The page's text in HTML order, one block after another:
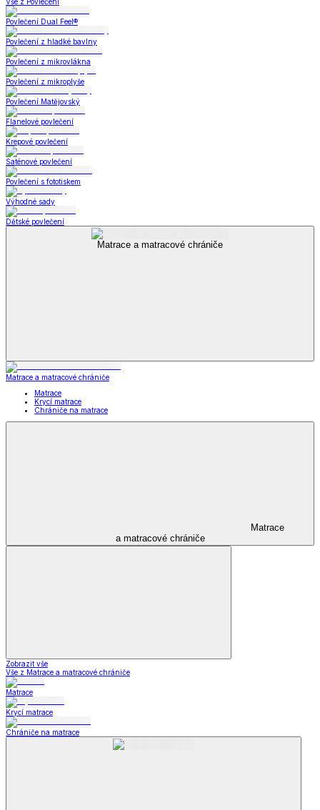
Povlečení Dual Feel®
Povlečení z hladké bavlny
Povlečení z mikrovlákna
Povlečení z mikroplyše
Povlečení Matějovský
Flanelové povlečení
Krepové povlečení
Saténové povlečení
Povlečení s fototiskem
Výhodné sady
Dětské povlečení
Matrace a matracové chrániče
Matrace a matracové chrániče
Matrace
Krycí matrace
Chrániče na matrace
Matrace
a matracové chrániče
Zobrazit vše
Vše z Matrace a matracové chrániče
Matrace
Krycí matrace
Chrániče na matrace